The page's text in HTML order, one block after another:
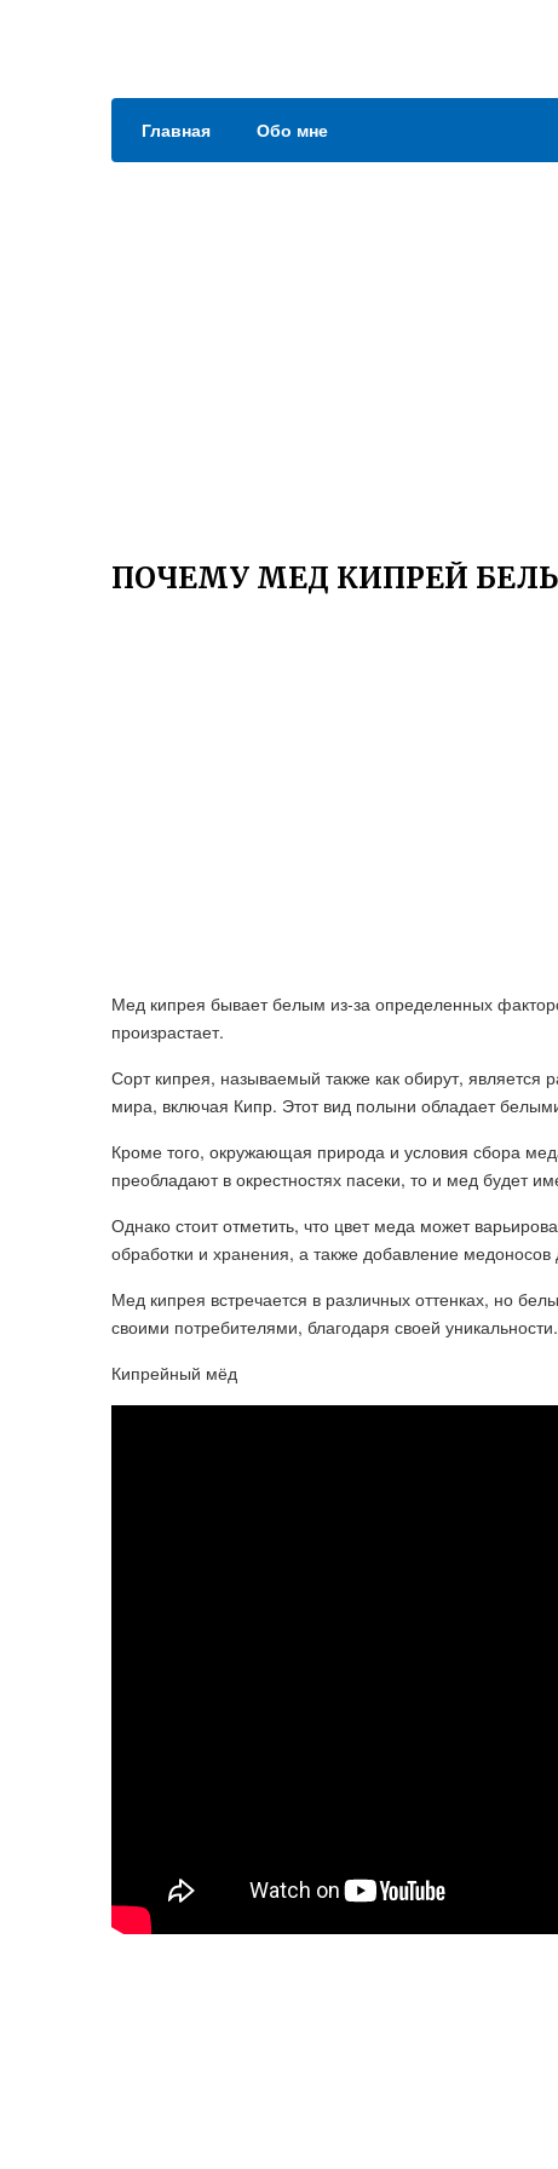
Главная Обо мне
ПОЧЕМУ МЕД КИПРЕЙ
Мед кипрея бывает белым из-за определенных
произрастает.
Сорт кипрея, называемый также как обирут, является
мира, включая Кипр. Этот вид полыни обладает
Кроме того, окружающая природа и условия сбора
преобладают в окрестностях пасеки, то и мед будет
Однако стоит отметить, что цвет меда может
обработки и хранения, а также добавление
Мед кипрея встречается в различных оттенках, но
своими потребителями, благодаря своей уникальности.
Кипрейный мёд